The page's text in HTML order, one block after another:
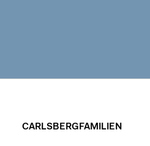
CARLSBERGFAMILIEN